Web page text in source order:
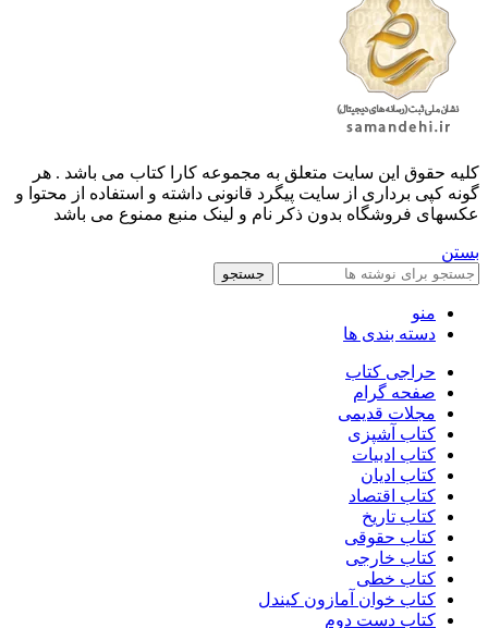
کليه حقوق اين سايت متعلق به مجموعه کارا کتاب می باشد . هر
گونه کپی برداری از سایت پیگرد قانونی داشته و استفاده از محتوا و
عکسهای فروشگاه بدون ذکر نام و لینک منبع ممنوع می باشد
بستن
جستجو
منو
دسته بندی ها
حراجی کتاب
صفحه گرام
مجلات قدیمی
کتاب آشپزی
کتاب ادبیات
کتاب ادیان
کتاب اقتصاد
کتاب تاریخ
کتاب حقوقی
کتاب خارجی
کتاب خطی
کتاب خوان آمازون کیندل
کتاب دست دوم